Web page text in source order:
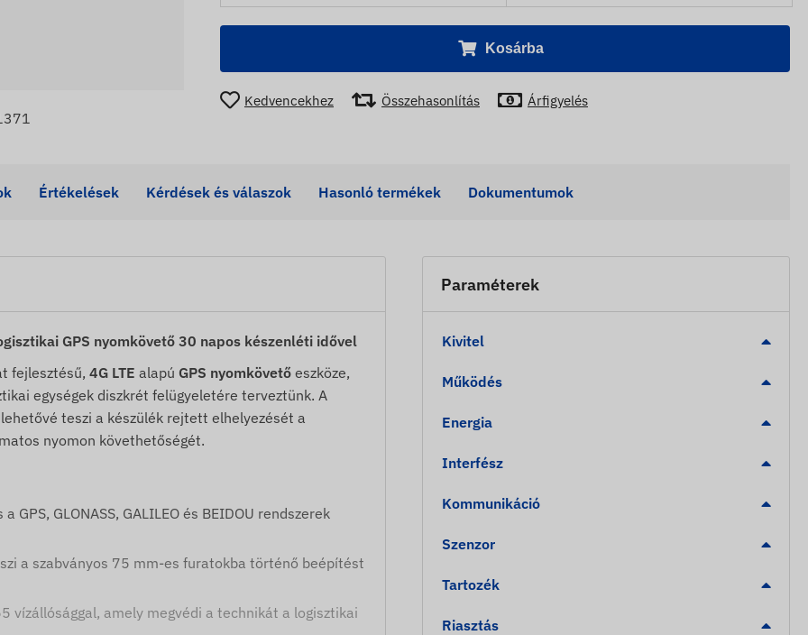
Kosárba
Kedvencekhez Összehasonlítás Árfigyelés
Értékelések Kérdések és válaszok Hasonló termékek Dokumentumok
GPS nyomkövető 30 napos készenléti idővel
fejlesztésű, 4G LTE alapú GPS nyomkövető eszköze,
egységek diszkrét felügyeletére terveztünk. A
teszi a készülék rejtett elhelyezését a
nyomon követhetőségét.
GLONASS, GALILEO és BEIDOU rendszerek
a szabványos 75 mm-es furatokba történő beépítést
vízállósággal, amely megvédi a technikát a logisztikai
Paraméterek
Kivitel
Működés
Energia
Interfész
Kommunikáció
Szenzor
Tartozék
Riasztás